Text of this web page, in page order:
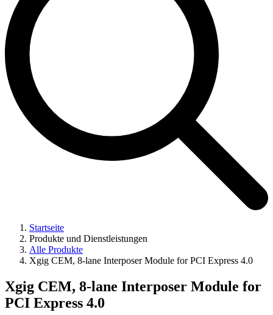
Startseite
Produkte und Dienstleistungen
Alle Produkte
Xgig CEM, 8-lane Interposer Module for PCI Express 4.0
Xgig CEM, 8-lane Interposer Module for
PCI Express 4.0